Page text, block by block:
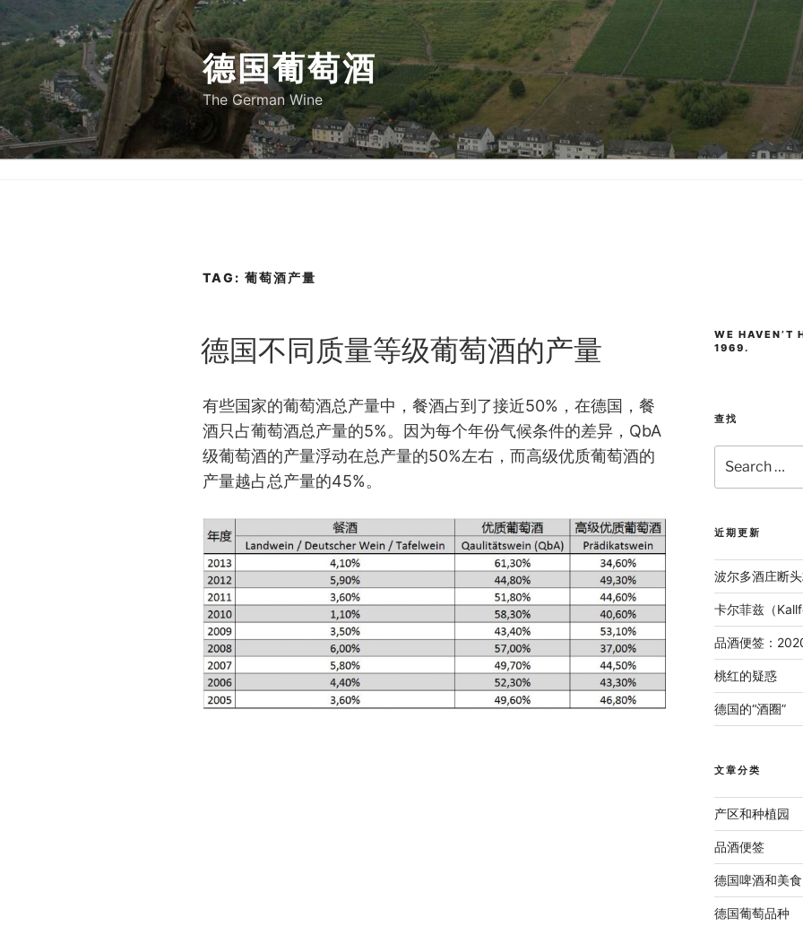
Skip
to
content
德国葡萄酒
The German Wine
TAG: 葡萄酒产量
ON
德国不同质量等级葡萄酒的产量
有些国家的葡萄酒总产量中，餐酒占到了接近50%，在德国，餐
酒只占葡萄酒总产量的5%。因为每个年份气候条件的差异，QbA
级葡萄酒的产量浮动在总产量的50%左右，而高级优质葡萄酒的
产量越占总产量的45%。
WE HAVEN’T
1969.
查找
for:
近期更新
波尔多酒庄断
卡尔菲兹（
品酒便签：
桃红的疑惑
德国的“酒圈”
文章分类
产区和种植园
品酒便签
德国啤酒和美食
德国葡萄品种